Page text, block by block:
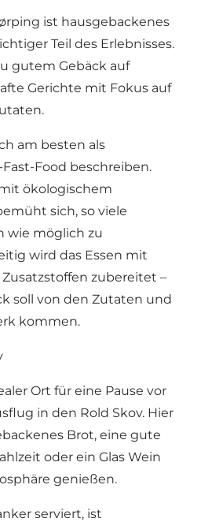
ist hausgebackenes
Teil des Erlebnisses.
gutem Gebäck auf
Gerichte mit Fokus auf
am besten als
Food beschreiben.
ökologischem
sich, so viele
wie möglich zu
wird das Essen mit
zubereitet –
soll von den Zutaten und
kommen.
Ort für eine Pause vor
in den Rold Skov. Hier
Brot, eine gute
oder ein Glas Wein
genießen.
serviert, ist